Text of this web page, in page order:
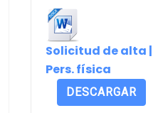
Solicitud de alta |
Pers. física
DESCARGAR